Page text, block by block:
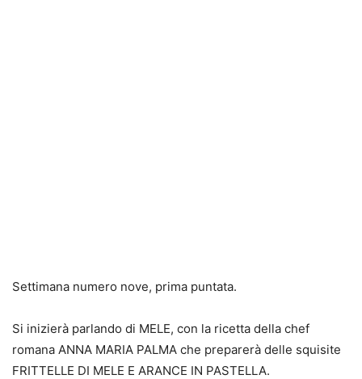
Settimana numero nove, prima puntata.
Si inizierà parlando di MELE, con la ricetta della chef
romana ANNA MARIA PALMA che preparerà delle squisite
FRITTELLE DI MELE E ARANCE IN PASTELLA.